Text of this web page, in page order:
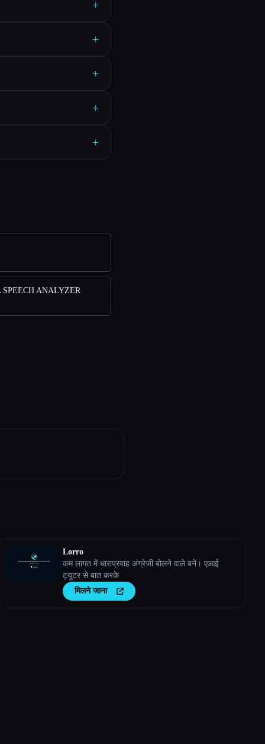
+
+
+
+
+
SPEECH ANALYZER
Lorro
कम लागत में धाराप्रवाह अंग्रेजी बोलने वाले बनें। एआई
ट्यूटर से बात करके
मिलने जाना